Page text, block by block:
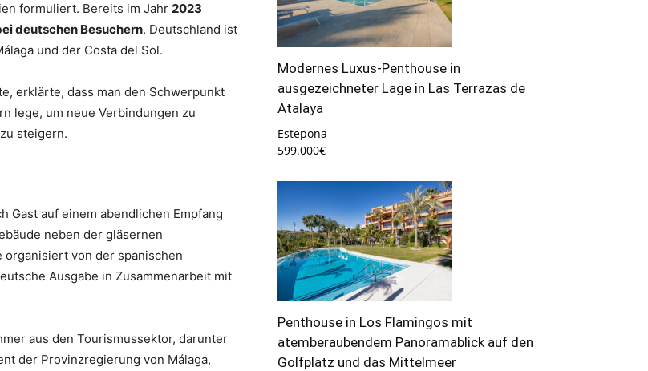
formuliert. Bereits im Jahr 2023
deutschen Besuchern. Deutschland ist
und der Costa del Sol.
erklärte, dass man den Schwerpunkt
lege, um neue Verbindungen zu
steigern.
Gast auf einem abendlichen Empfang
neben der gläsernen
organisiert von der spanischen
Ausgabe in Zusammenarbeit mit
aus den Tourismussektor, darunter
der Provinzregierung von Málaga,
Modernes Luxus-Penthouse in
ausgezeichneter Lage in Las Terrazas de
Atalaya
Estepona
599.000€
Penthouse in Los Flamingos mit
atemberaubendem Panoramablick auf den
Golfplatz und das Mittelmeer